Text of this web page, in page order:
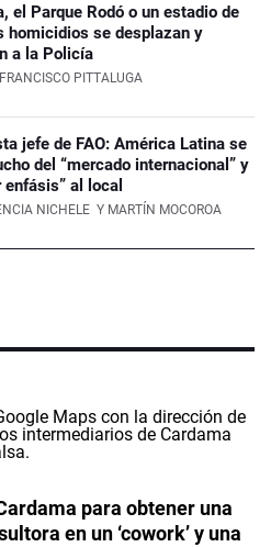
el Parque Rodó o un estadio de
homicidios se desplazan y
a la Policía
PITTALUGA
jefe de FAO: América Latina se
del “mercado internacional” y
enfásis” al local
NICHELE Y MARTÍN MOCOROA
para obtener una
en un ‘cowork’ y una